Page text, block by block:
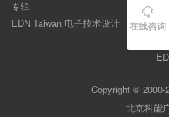
专辑
EDN Taiwan 电子技术设计
Copyright © 2000-
北京科能

在线咨询